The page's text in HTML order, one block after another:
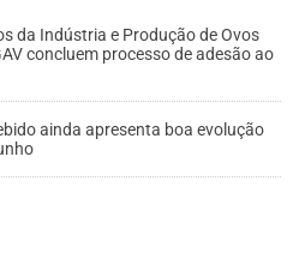
da Indústria e Produção de Ovos
concluem processo de adesão ao
ainda apresenta boa evolução